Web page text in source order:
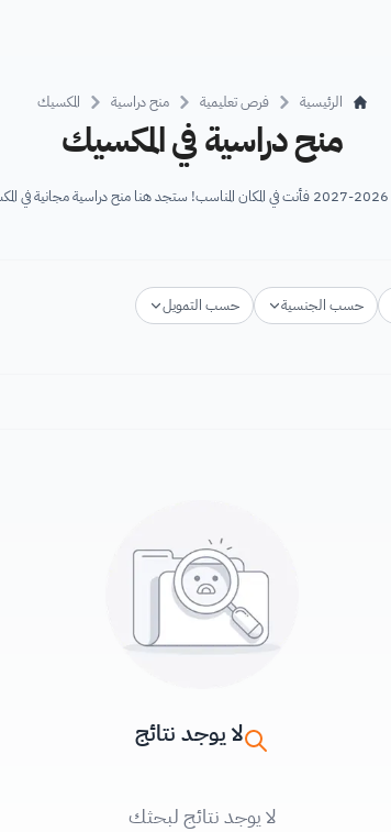
الرئيسية فرص تعليمية منح دراسية المكسيك
منح دراسية في المكسيك
حسب الجنسية حسب التمويل
لا يوجد نتائج
لا يوجد نتائج لبحثك